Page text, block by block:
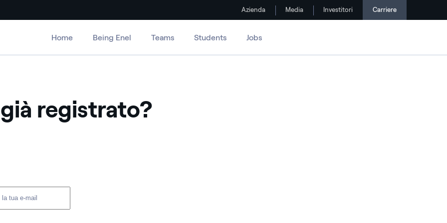
Azienda Media Investitori Carriere
Home Being Enel Teams Students Jobs
registrato?
e password